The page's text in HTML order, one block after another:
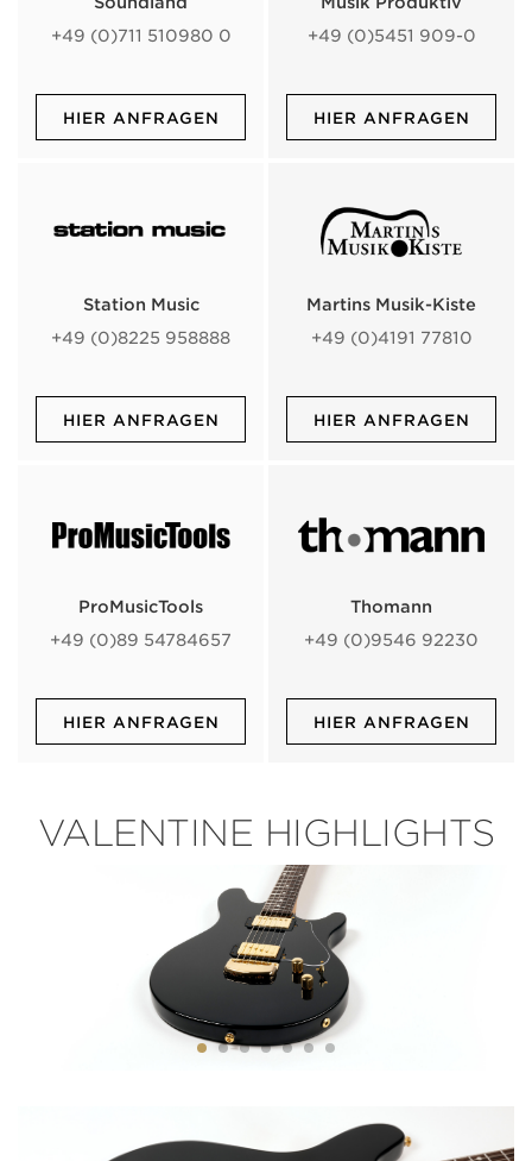
+49 (0)711 510980 0
HIER ANFRAGEN
+49 (0)5451 909-0
HIER ANFRAGEN
Station Music
+49 (0)8225 958888
HIER ANFRAGEN
Martins Musik-Kiste
+49 (0)4191 77810
HIER ANFRAGEN
ProMusicTools
+49 (0)89 54784657
HIER ANFRAGEN
Thomann
+49 (0)9546 92230
HIER ANFRAGEN
VALENTINE HIGHLIGHTS